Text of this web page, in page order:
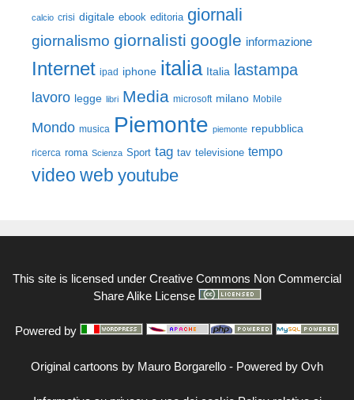
calcio crisi digitale ebook editoria giornali
giornalismo giornalisti google informazione
Internet ipad iphone italia Italia lastampa
lavoro legge libri Media microsoft milano Mobile
Mondo musica Piemonte piemonte repubblica
ricerca roma Scienza Sport tag tav televisione tempo
video web youtube
This site is licensed under Creative Commons Non Commercial
Share Alike License
Powered by
Original cartoons by Mauro Borgarello - Powered by Ovh